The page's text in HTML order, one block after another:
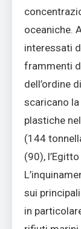
oceaniche.
interessati
frammenti
dell’ordine
scaricano
plastiche
(144
(90),
sui
in